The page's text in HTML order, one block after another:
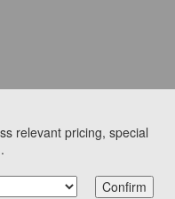
ーズ差動
ーブの
relevant pricing, special
Confirm